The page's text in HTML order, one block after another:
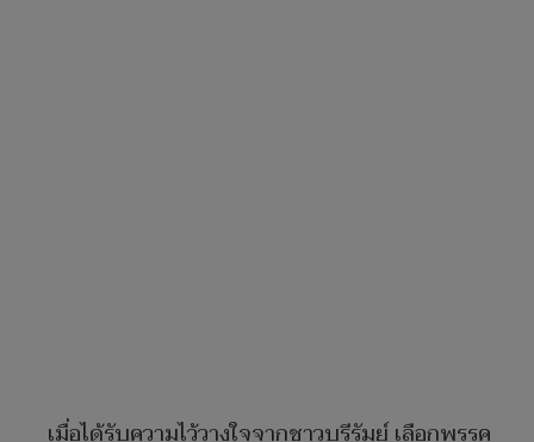
เมื่อได้รับความไว้วางใจจากชาวบุรีรัมย์ เลือกพรรค